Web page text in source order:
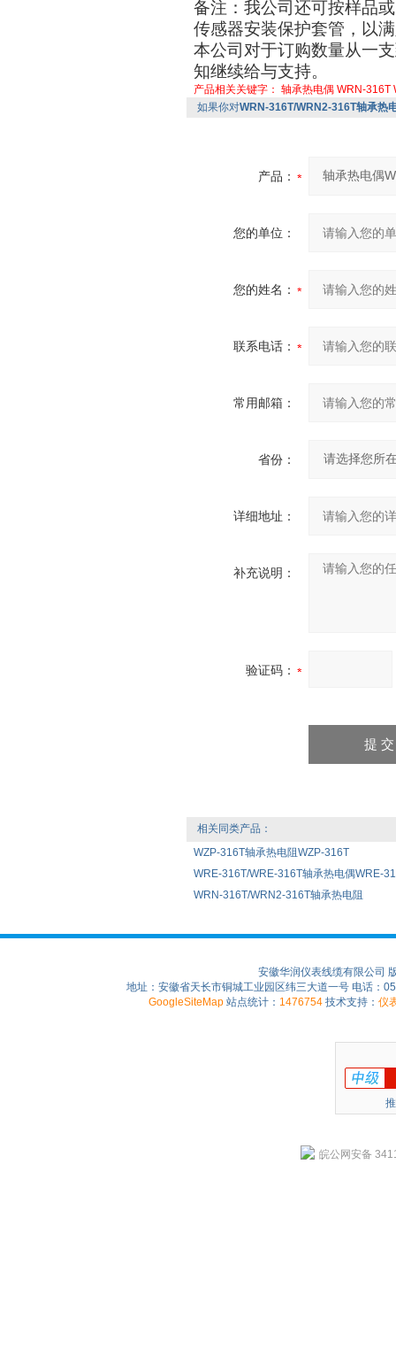
备注：我公司还可按样品
传感器安装保护套管，以
本公司对于订购数量从一
知继续给与支持。
产品相关关键字： 轴承热电偶 WRN-316T
如果你对WRN-316T/WRN2-316T轴承热
产品：
您的单位：
您的姓名：
联系电话：
常用邮箱：
省份：
详细地址：
补充说明：
验证码：
相关同类产品：
WZP-316T轴承热电阻WZP-316T
WRE-316T/WRE-316T轴承热电偶WRE-
WRN-316T/WRN2-316T轴承热电阻
安徽华润仪表线缆有限公司
地址：安徽省天长市铜城工业园区纬三大道一号 电话：
GoogleSiteMap 站点统计： 1476754 技术支持： 仪
皖公网安备